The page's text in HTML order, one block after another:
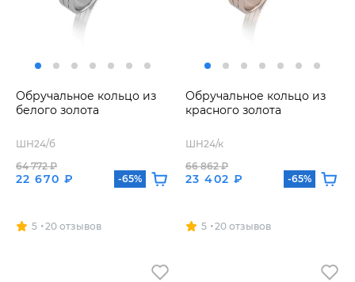
Обручальное кольцо из
белого золота
ШН24/б
22 670 ₽
64 772 ₽
-65%
5 20 отзывов
Обручальное кольцо из
красного золота
ШН24/к
23 402 ₽
66 862 ₽
-65%
5 20 отзывов